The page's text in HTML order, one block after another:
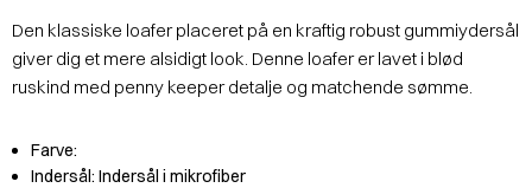
Den klassiske loafer placeret på en kraftig robust gummiydersål
giver dig et mere alsidigt look. Denne loafer er lavet i blød
ruskind med penny keeper detalje og matchende sømme.
Farve:
Indersål: Indersål i mikrofiber